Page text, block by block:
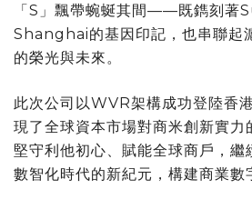
「S」飄帶蜿蜒其間——既鐫刻著
Shanghai的基因印記，也串聯起
的榮光與未來。
此次公司以WVR架構成功登陸香
現了全球資本市場對商米創新實力
堅守利他初心、賦能全球商戶，繼
數智化時代的新紀元，構建商業數